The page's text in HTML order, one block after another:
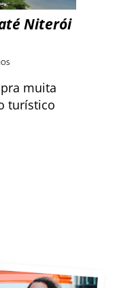
Niterói
muita
turístico